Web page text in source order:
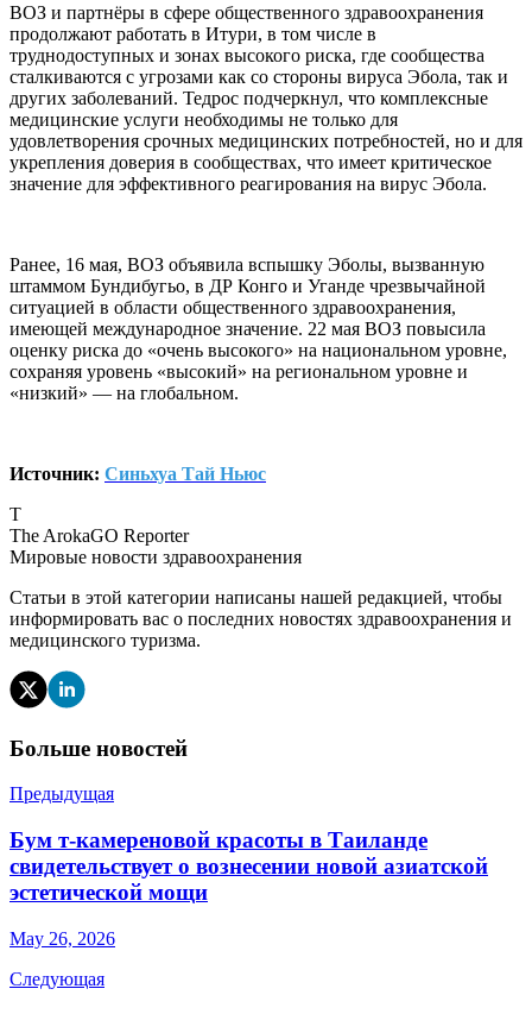
ВОЗ и партнёры в сфере общественного здравоохранения
продолжают работать в Итури, в том числе в
труднодоступных и зонах высокого риска, где сообщества
сталкиваются с угрозами как со стороны вируса Эбола, так и
других заболеваний. Тедрос подчеркнул, что комплексные
медицинские услуги необходимы не только для
удовлетворения срочных медицинских потребностей, но и для
укрепления доверия в сообществах, что имеет критическое
значение для эффективного реагирования на вирус Эбола.
Ранее, 16 мая, ВОЗ объявила вспышку Эболы, вызванную
штаммом Бундибугьо, в ДР Конго и Уганде чрезвычайной
ситуацией в области общественного здравоохранения,
имеющей международное значение. 22 мая ВОЗ повысила
оценку риска до «очень высокого» на национальном уровне,
сохраняя уровень «высокий» на региональном уровне и
«низкий» — на глобальном.
Источник: Синьхуа Тай Ньюс
T
The ArokaGO Reporter
Мировые новости здравоохранения
Статьи в этой категории написаны нашей редакцией, чтобы
информировать вас о последних новостях здравоохранения и
медицинского туризма.
Больше новостей
Предыдущая
Бум т-камереновой красоты в Таиланде
свидетельствует о вознесении новой азиатской
эстетической мощи
May 26, 2026
Следующая